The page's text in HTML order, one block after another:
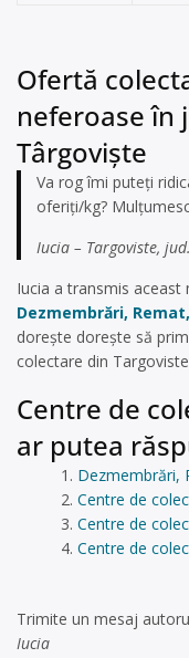
Ofertă
neferoase în
Târgoviște
Va rog îmi puteți
oferiți/kg?
Iucia – Targoviste,
Iucia a transmis
Dezmembrări,
dorește dorește să
colectare din
Centre de
ar putea
Dezmembrări,
Centre de
Centre de
Centre de
Trimite un mesaj
Iucia